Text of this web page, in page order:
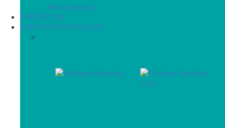
Más productos
PRODUCTOS
CATÁLOGOS VIRTUALES